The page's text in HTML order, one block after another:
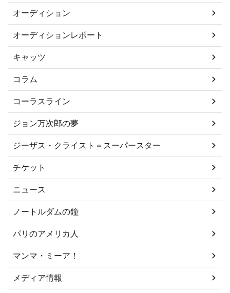
オーディション
オーディションレポート
キャッツ
コラム
コーラスライン
ジョン万次郎の夢
ジーザス・クライスト＝スーパースター
チケット
ニュース
ノートルダムの鐘
パリのアメリカ人
マンマ・ミーア！
メディア情報